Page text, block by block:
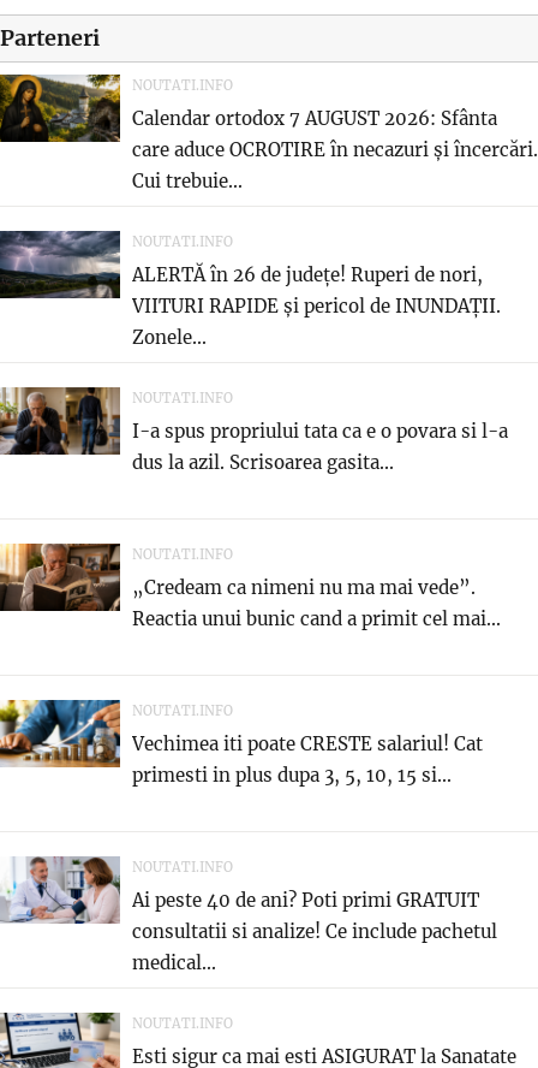
Parteneri
NOUTATI.INFO
Calendar ortodox 7 AUGUST 2026: Sfânta
care aduce OCROTIRE în necazuri și încercări.
Cui trebuie...
NOUTATI.INFO
ALERTĂ în 26 de județe! Ruperi de nori,
VIITURI RAPIDE și pericol de INUNDAȚII.
Zonele...
NOUTATI.INFO
I-a spus propriului tata ca e o povara si l-a
dus la azil. Scrisoarea gasita...
NOUTATI.INFO
„Credeam ca nimeni nu ma mai vede”.
Reactia unui bunic cand a primit cel mai...
NOUTATI.INFO
Vechimea iti poate CRESTE salariul! Cat
primesti in plus dupa 3, 5, 10, 15 si...
NOUTATI.INFO
Ai peste 40 de ani? Poti primi GRATUIT
consultatii si analize! Ce include pachetul
medical...
NOUTATI.INFO
Esti sigur ca mai esti ASIGURAT la Sanatate